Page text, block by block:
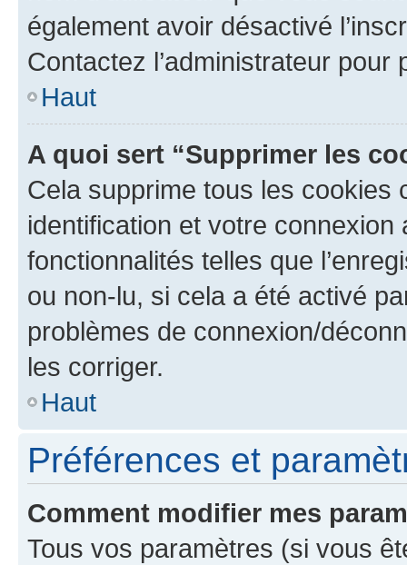
également avoir désactivé
Contactez l’administrateur
Haut
A quoi sert “Supprimer les
Cela supprime tous les cookies
identification et votre
fonctionnalités telles que
ou non-lu, si cela a été activé
problèmes de connexion/
les corriger.
Haut
Préférences et
Comment modifier mes
Tous vos paramètres (si vous